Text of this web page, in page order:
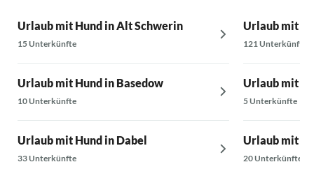
Urlaub mit Hund in Alt Schwerin
15 Unterkünfte
Urlaub mit Hund in Basedow
10 Unterkünfte
Urlaub mit Hund in Dabel
33 Unterkünfte
Urlaub mit
121 Unterkünfte
Urlaub mit
5 Unterkünfte
Urlaub mit
20 Unterkünfte